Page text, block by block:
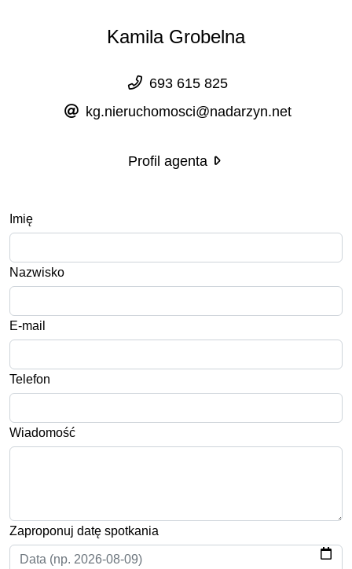
Kamila Grobelna
693 615 825
kg.nieruchomosci@nadarzyn.net
Profil agenta
Imię
Nazwisko
E-mail
Telefon
Wiadomość
Zaproponuj datę spotkania